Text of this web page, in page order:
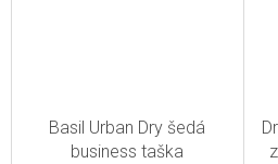
Basil Urban Dry šedá
business taška